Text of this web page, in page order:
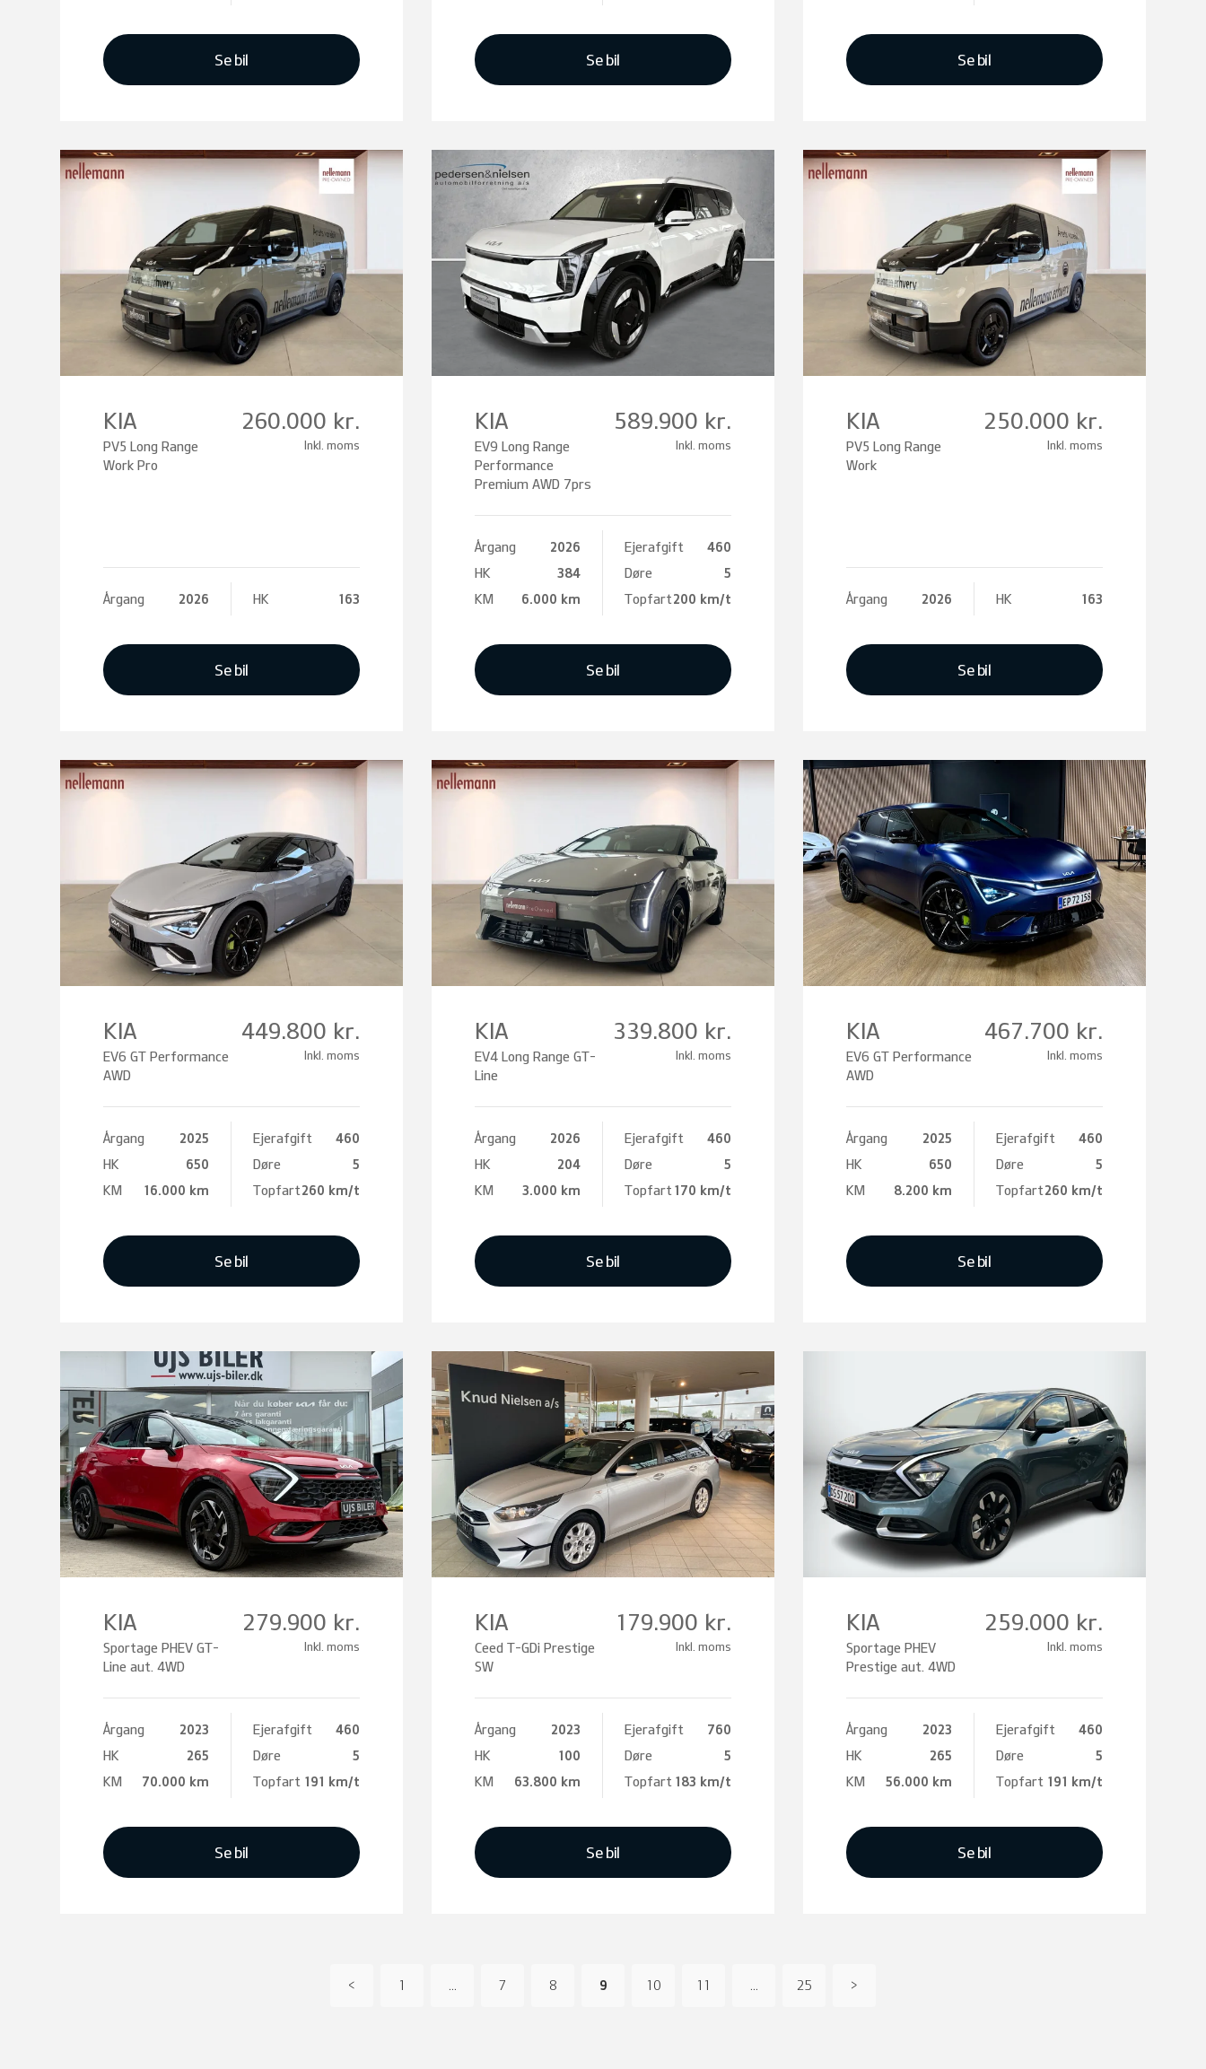
Se bil Se bil Se bil
KIA
PV5 Long Range
Work Pro
260.000 kr.
Inkl. moms
Årgang 2026 HK 163
Se bil
KIA
EV9 Long Range
Performance
Premium AWD 7prs
589.900 kr.
Inkl. moms
Årgang
2026
HK
384
KM
6.000 km
Ejerafgift
460
Døre
5
Topfart200 km/t
Se bil
KIA
PV5 Long Range
Work
250.000 kr.
Inkl. moms
Årgang 2026 HK 163
Se bil
KIA
EV6 GT Performance
AWD
449.800 kr.
Inkl. moms
Årgang
2025
HK
650
KM
16.000 km
Ejerafgift
460
Døre
5
Topfart260 km/t
Se bil
KIA
EV4 Long Range GT-
Line
339.800 kr.
Inkl. moms
Årgang
2026
HK
204
KM
3.000 km
Ejerafgift
460
Døre
5
Topfart 170 km/t
Se bil
KIA
EV6 GT Performance
AWD
467.700 kr.
Inkl. moms
Årgang
2025
HK
650
KM
8.200 km
Ejerafgift
460
Døre
5
Topfart260 km/t
Se bil
KIA
Sportage PHEV GT-
Line aut. 4WD
279.900 kr.
Inkl. moms
Årgang
2023
HK
265
KM
70.000 km
Ejerafgift
460
Døre
5
Topfart 191 km/t
Se bil
KIA
Ceed T-GDi Prestige
SW
179.900 kr.
Inkl. moms
Årgang
2023
HK
100
KM
63.800 km
Ejerafgift
760
Døre
5
Topfart 183 km/t
Se bil
KIA
Sportage PHEV
Prestige aut. 4WD
259.000 kr.
Inkl. moms
Årgang
2023
HK
265
KM
56.000 km
Ejerafgift
460
Døre
5
Topfart 191 km/t
Se bil
< 1 ... 7 8 9 10 11 ... 25 >